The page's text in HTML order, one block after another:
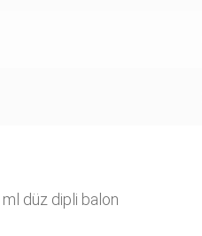
düz dipli balon